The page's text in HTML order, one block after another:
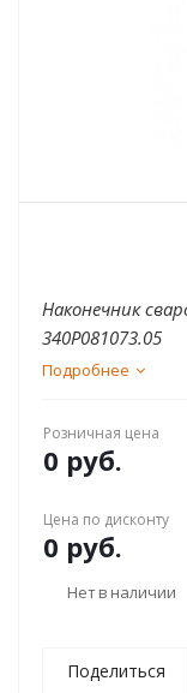
Наконечник
340Р081073.05
Подробнее
Розничная цена
0 руб.
Цена по дисконту
0 руб.
Нет в наличии
Поделиться